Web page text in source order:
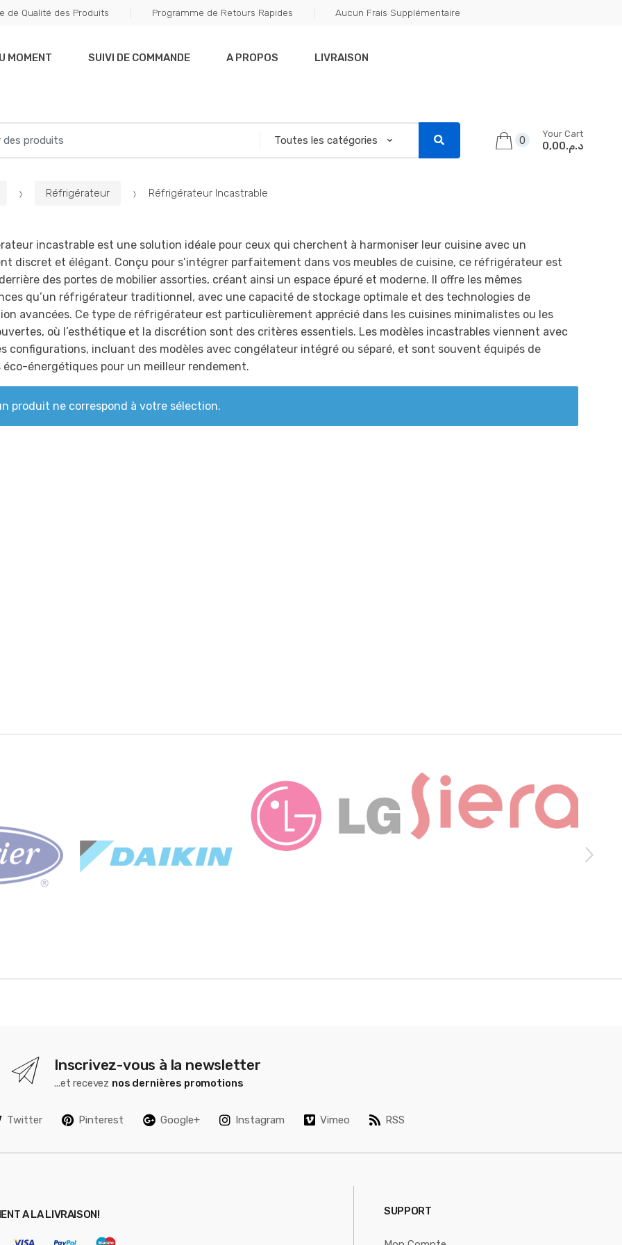
de Qualité des Produits Programme de Retours Rapides Aucun Frais Supplémentaire
MOMENT SUIVI DE COMMANDE A PROPOS LIVRAISON
0
Your Cart
د.م.0,00
Réfrigérateur Réfrigérateur Incastrable
incastrable est une solution idéale pour ceux qui cherchent à harmoniser leur cuisine avec un
discret et élégant. Conçu pour s’intégrer parfaitement dans vos meubles de cuisine, ce réfrigérateur est
des portes de mobilier assorties, créant ainsi un espace épuré et moderne. Il offre les mêmes
qu’un réfrigérateur traditionnel, avec une capacité de stockage optimale et des technologies de
avancées. Ce type de réfrigérateur est particulièrement apprécié dans les cuisines minimalistes ou les
où l’esthétique et la discrétion sont des critères essentiels. Les modèles incastrables viennent avec
configurations, incluant des modèles avec congélateur intégré ou séparé, et sont souvent équipés de
énergétiques pour un meilleur rendement.
produit ne correspond à votre sélection.
Inscrivez-vous à la newsletter
...et recevez nos dernières promotions
Twitter Pinterest Google+ Instagram Vimeo RSS
A LA LIVRAISON! SUPPORT